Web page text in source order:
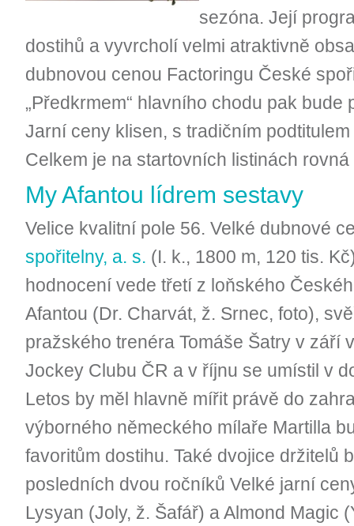
sezóna. Její
dostihů a vyvrcholí velmi atraktivně
dubnovou cenou Factoringu České
„Předkrmem“ hlavního chodu pak
Jarní ceny klisen, s tradičním
Celkem je na startovních listinách
My Afantou lídrem sestavy
Velice kvalitní pole 56. Velké dubnové
spořitelny, a. s. (I. k., 1800 m, 120 tis.
hodnocení vede třetí z loňského
Afantou (Dr. Charvát, ž. Srnec, foto),
pražského trenéra Tomáše Šatry v září
Jockey Clubu ČR a v říjnu se umístil v
Letos by měl hlavně mířit právě do
výborného německého mílaře Martilla
favoritům dostihu. Také dvojice držitelů
posledních dvou ročníků Velké jarní
Lysyan (Joly, ž. Šafář) a Almond Magic